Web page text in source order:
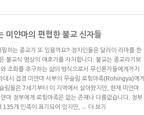
미얀마의 편협한 불교 신자들
하는 종교가 또 있을까요? 정치인들은 달라이 라마를 한
불교식 명상의 애호가를 자처합니다. 불교는 종교라기보
조화를 추구하는 삶의 방식으로서 무신론자들에게까지
데시 접경 미얀마 서부의 무슬림 로힝야족(Rohingya)에게
림들은 7세기부터 이 지역에서 살아왔지만, 현재 미얀마
마 정부에게 로힝야족은 없는 존재나 다름없습니다. 정부
135개 민족이 표기되어 있지만, → 더 보기